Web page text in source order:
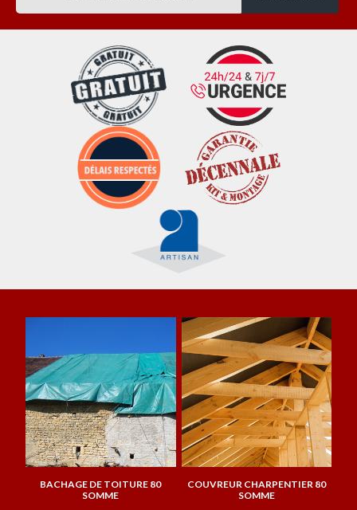
BACHAGE DE TOITURE 80
SOMME
COUVREUR CHARPENTIER 80
SOMME